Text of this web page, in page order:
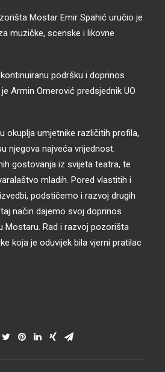
Mostar Emir Spahić uručio je
muzičke, scenske i likovne
podršku i doprinos
Armin Omerović predsjednik UO
okuplja umjetnike različitih profila,
njegova najveća vrijednost.
gostovanja iz svijeta teatra, te
mladih. Pored vlastitih i
podstičemo i razvoj drugih
način dajemo svoj doprinos
Mostaru. Rad i razvoj pozorišta
koja je oduvijek bila vjerni pratilac